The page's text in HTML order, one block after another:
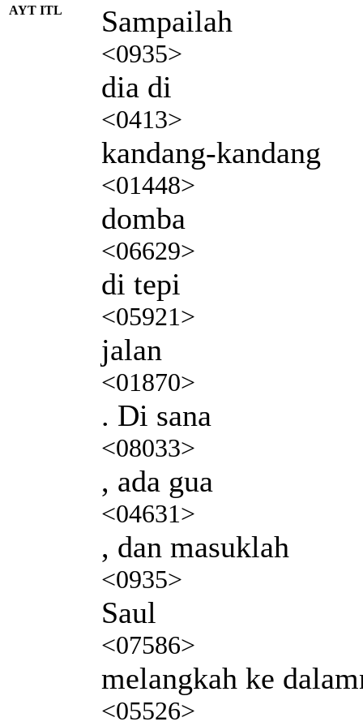
AYT ITL Sampailah
<0935>
dia di
<0413>
kandang-kandang
<01448>
domba
<06629>
di tepi
<05921>
jalan
<01870>
. Di sana
<08033>
, ada gua
<04631>
, dan masuklah
<0935>
Saul
<07586>
melangkah ke
<05526>